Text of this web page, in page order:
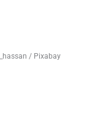
/ Pixabay